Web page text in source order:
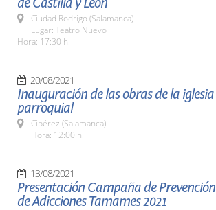
Ciudad Rodrigo (Salamanca)
Lugar: Teatro Nuevo
Hora: 17:30 h.
20/08/2021
Inauguración de las obras de la iglesia
parroquial
Cipérez (Salamanca)
Hora: 12:00 h.
13/08/2021
Presentación Campaña de Prevención
de Adicciones Tamames 2021